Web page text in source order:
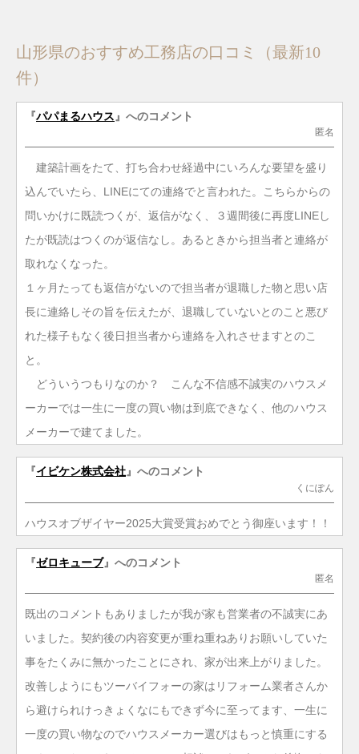
山形県のおすすめ工務店の口コミ（最新10
件）
『パパまるハウス 』へのコメント
匿名
建築計画をたて、打ち合わせ経過中にいろんな要望を盛り
込んでいたら、LINEにての連絡でと言われた。こちらからの
問いかけに既読つくが、返信がなく、３週間後に再度LINEし
たが既読はつくのが返信なし。あるときから担当者と連絡が
取れなくなった。
１ヶ月たっても返信がないので担当者が退職した物と思い店
長に連絡しその旨を伝えたが、退職していないとのこと悪び
れた様子もなく後日担当者から連絡を入れさせますとのこ
と。
どういうつもりなのか？ こんな不信感不誠実のハウスメ
ーカーでは一生に一度の買い物は到底できなく、他のハウス
メーカーで建てました。
『イビケン株式会社』へのコメント
くにぽん
ハウスオブザイヤー2025大賞受賞おめでとう御座います！！
『ゼロキューブ』へのコメント
匿名
既出のコメントもありましたが我が家も営業者の不誠実にあ
いました。契約後の内容変更が重ね重ねありお願いしていた
事をたくみに無かったことにされ、家が出来上がりました。
改善しようにもツーバイフォーの家はリフォーム業者さんか
ら避けられけっきょくなにもできず今に至ってます、一生に
一度の買い物なのでハウスメーカー選びはもっと慎重にする